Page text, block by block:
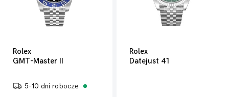
Rolex
GMT-Master II
5-10 dni robocze
Rolex
Datejust 41